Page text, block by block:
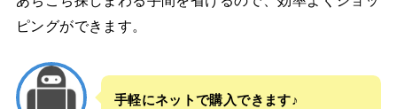
ピングができます。
手軽にネットで購入できます♪